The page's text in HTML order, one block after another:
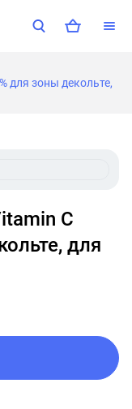
для зоны декольте,
для